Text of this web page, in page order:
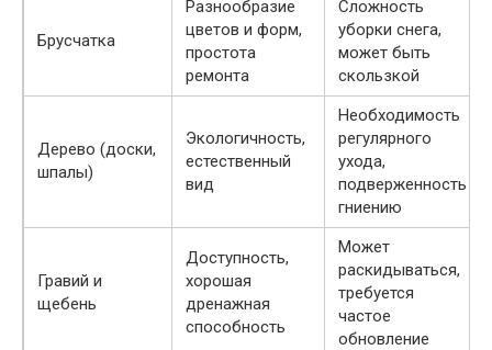
Брусчатка
Разнообразие
цветов и форм,
простота
ремонта
Сложность
уборки снега,
может быть
скользкой
Дерево (доски,
шпалы)
Экологичность,
естественный
вид
Необходимость
регулярного
ухода,
подверженность
гниению
Гравий и
щебень
Доступность,
хорошая
дренажная
способность
Может
раскидываться,
требуется
частое
обновление